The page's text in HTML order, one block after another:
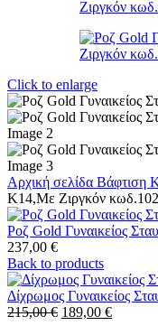
Click to enlarge
Αρχική σελίδα Βάφτιση
Κ14,Με Ζιργκόν
Ροζ Gold Γυναικείος
237,00 €
Back to products
Δίχρωμος Γυναικείος
215,00€ Original
189,00 €Η